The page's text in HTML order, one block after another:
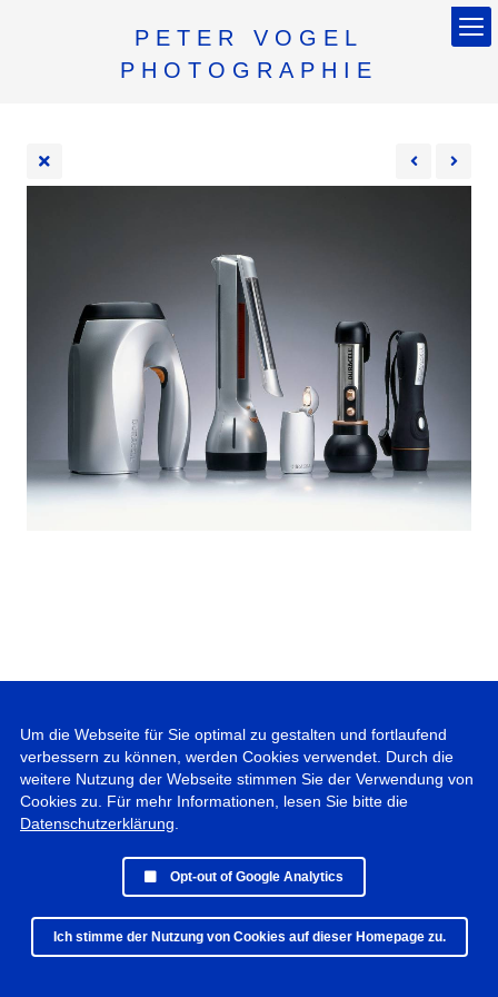
PETER VOGEL
PHOTOGRAPHIE
Um die Webseite für Sie optimal zu gestalten und fortlaufend
verbessern zu können, werden Cookies verwendet. Durch die
weitere Nutzung der Webseite stimmen Sie der Verwendung von
Cookies zu. Für mehr Informationen, lesen Sie bitte die
Datenschutzerklärung
Opt-out of Google Analytics
Ich stimme der Nutzung von Cookies auf dieser Homepage zu.